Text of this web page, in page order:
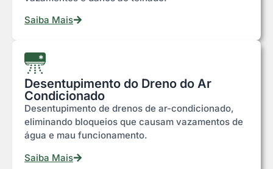
Saiba Mais
Desentupimento do Dreno do Ar
Condicionado
Desentupimento de drenos de ar-condicionado,
eliminando bloqueios que causam vazamentos de
água e mau funcionamento.
Saiba Mais